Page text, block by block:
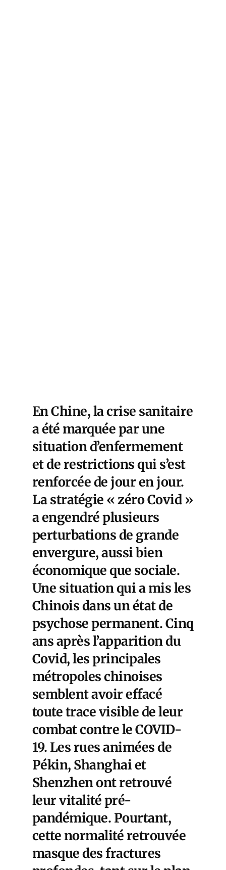
En Chine, la crise sanitaire
a été marquée par une
situation d’enfermement
et de restrictionsqui s’est
renforcée de jour en jour.
Lastratégie « zéro Covid »
a engendré plusieurs
perturbations de grande
envergure, aussi bien
économique que sociale.
Une situation qui a mis les
Chinois dans un état de
psychose permanent. Cinq
ans après l’apparition du
Covid, les principales
métropoles chinoises
semblent avoir effacé
toute trace visible de leur
combat contre le COVID-
19. Les rues animées de
Pékin, Shanghai et
Shenzhen ont retrouvé
leur vitalité pré-
pandémique. Pourtant,
cette normalité retrouvée
masque des fractures